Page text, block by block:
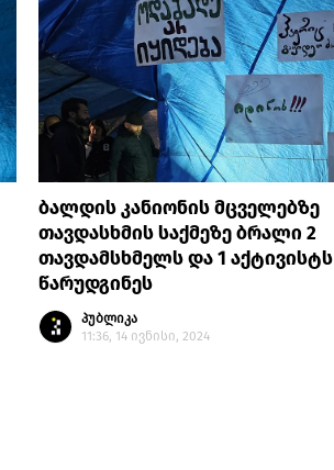
ბალდის კანიონის მცველებზე
თავდასხმის საქმეზე ბრალი 2
თავდამსხმელს და 1 აქტივისტს
წარუდგინეს
პუბლიკა
11:36, 14 ივნისი, 2024